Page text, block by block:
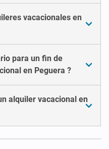
vacacionales en
para un fin de
en Peguera ?
alquiler vacacional en